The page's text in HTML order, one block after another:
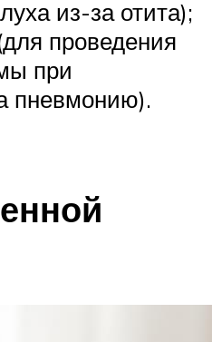
из-за отита);
проведения
при
пневмонию).